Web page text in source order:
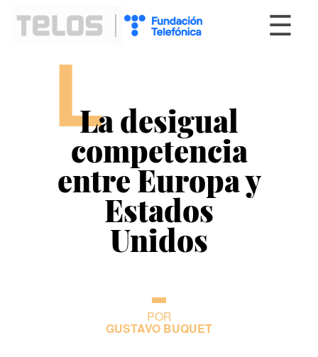
☰
L
La desigual
competencia
entre Europa y
Estados
Unidos
POR
GUSTAVO BUQUET